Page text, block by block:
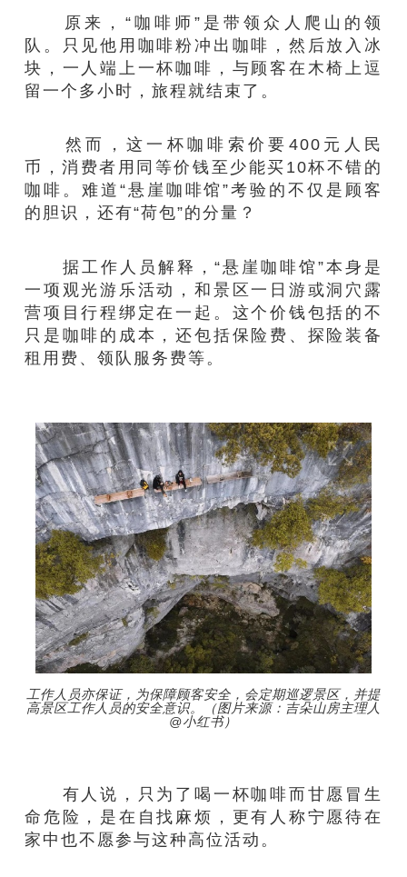
原来，“咖啡师”是带领众人爬山的领
队。只见他用咖啡粉冲出咖啡，然后放入冰
块，一人端上一杯咖啡，与顾客在木椅上逗
留一个多小时，旅程就结束了。
然而，这一杯咖啡索价要400元人民
币，消费者用同等价钱至少能买10杯不错的
咖啡。难道“悬崖咖啡馆”考验的不仅是顾客
的胆识，还有“荷包”的分量？
据工作人员解释，“悬崖咖啡馆”本身是
一项观光游乐活动，和景区一日游或洞穴露
营项目行程绑定在一起。这个价钱包括的不
只是咖啡的成本，还包括保险费、探险装备
租用费、领队服务费等。
工作人员亦保证，为保障顾客安全，会定期巡逻景区，并提
高景区工作人员的安全意识。（图片来源：吉朵山房主理人
@小红书）
有人说，只为了喝一杯咖啡而甘愿冒生
命危险，是在自找麻烦，更有人称宁愿待在
家中也不愿参与这种高位活动。